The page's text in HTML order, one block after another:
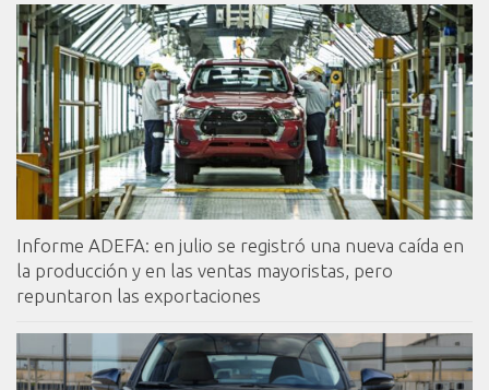
Informe ADEFA: en julio se registró una nueva caída en
la producción y en las ventas mayoristas, pero
repuntaron las exportaciones